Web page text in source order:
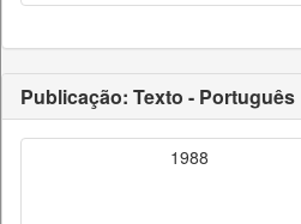
Publicação: Texto - Português
1988